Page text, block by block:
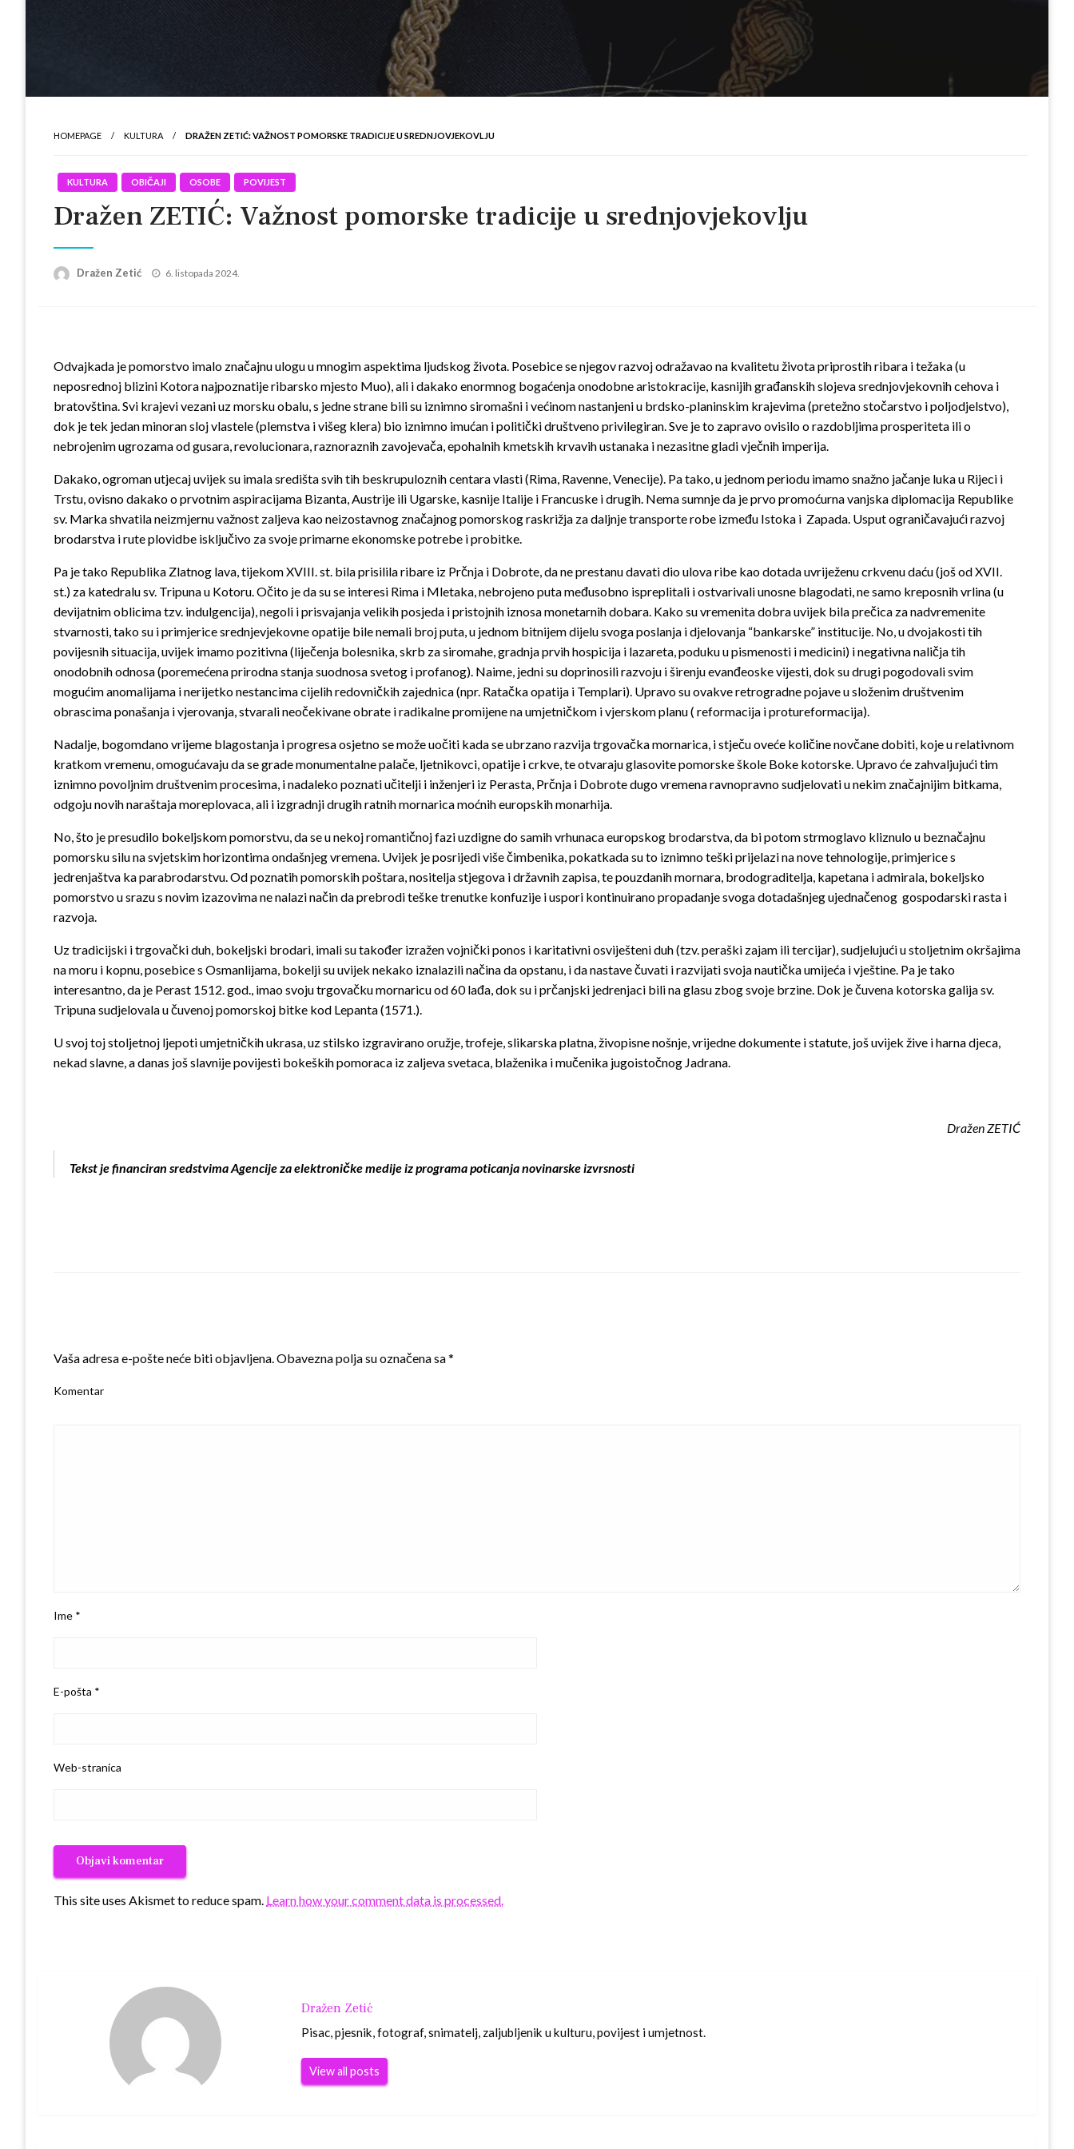
HOMEPAGE KULTURA DRAŽEN ZETIĆ: VAŽNOST POMORSKE TRADICIJE U SREDNJOVJEKOVLJU
KULTURA OBIČAJI OSOBE POVIJEST
Dražen ZETIĆ: Važnost pomorske tradicije u srednjovjekovlju
Dražen Zetić
Posted
6. listopada 2024.
Odvajkada je pomorstvo imalo značajnu ulogu u mnogim aspektima ljudskog života. Posebice se njegov razvoj odražavao na kvalitetu života priprostih ribara i težaka (u
neposrednoj blizini Kotora najpoznatije ribarsko mjesto Muo), ali i dakako enormnog bogaćenja onodobne aristokracije, kasnijih građanskih slojeva srednjovjekovnih cehova i
bratovština. Svi krajevi vezani uz morsku obalu, s jedne strane bili su iznimno siromašni i većinom nastanjeni u brdsko-planinskim krajevima (pretežno stočarstvo i poljodjelstvo),
dok je tek jedan minoran sloj vlastele (plemstva i višeg klera) bio iznimno imućan i politički društveno privilegiran. Sve je to zapravo ovisilo o razdobljima prosperiteta ili o
nebrojenim ugrozama od gusara, revolucionara, raznoraznih zavojevača, epohalnih kmetskih krvavih ustanaka i nezasitne gladi vječnih imperija.
Dakako, ogroman utjecaj uvijek su imala središta svih tih beskrupuloznih centara vlasti (Rima, Ravenne, Venecije). Pa tako, u jednom periodu imamo snažno jačanje luka u Rijeci i
Trstu, ovisno dakako o prvotnim aspiracijama Bizanta, Austrije ili Ugarske, kasnije Italije i Francuske i drugih. Nema sumnje da je prvo promoćurna vanjska diplomacija Republike
sv. Marka shvatila neizmjernu važnost zaljeva kao neizostavnog značajnog pomorskog raskrižja za daljnje transporte robe između Istoka i Zapada. Usput ograničavajući razvoj
brodarstva i rute plovidbe isključivo za svoje primarne ekonomske potrebe i probitke.
Pa je tako Republika Zlatnog lava,tijekom XVIII. st. bila prisilila ribare iz Prčnja i Dobrote, da ne prestanu davatidio ulova ribe kao dotada uvriježenu crkvenudaću (još od XVII.
st.) za katedralu sv. Tripuna u Kotoru. Očito je da su se interesi Rima i Mletaka, nebrojeno puta međusobno ispreplitali i ostvarivali unosne blagodati, ne samo kreposnih vrlina (u
devijatnim oblicima tzv. indulgencija), negoli i prisvajanja velikih posjeda i pristojnih iznosa monetarnih dobara. Kako su vremenita dobra uvijek bila prečica za nadvremenite
stvarnosti, tako su i primjerice srednjevjekovne opatije bile nemali broj puta, u jednom bitnijem dijelu svoga poslanja i djelovanja “bankarske” institucije. No, u dvojakosti tih
povijesnih situacija, uvijek imamo pozitivna (liječenja bolesnika, skrb za siromahe, gradnja prvih hospicija i lazareta, poduku u pismenosti i medicini) i negativna naličja tih
onodobnih odnosa (poremećena prirodna stanja suodnosa svetog i profanog). Naime, jedni su doprinosili razvoju i širenju evanđeoske vijesti, dok su drugi pogodovali svim
mogućim anomalijama i nerijetko nestancima cijelih redovničkih zajednica (npr. Ratačka opatija i Templari). Upravo su ovakve retrogradne pojave u složenim društvenim
obrascima ponašanja i vjerovanja, stvarali neočekivane obrate i radikalne promijene na umjetničkom i vjerskom planu ( reformacija i protureformacija).
Nadalje, bogomdano vrijeme blagostanja i progresa osjetno se može uočiti kada se ubrzano razvija trgovačka mornarica, i stječu oveće količine novčane dobiti, koje u relativnom
kratkom vremenu, omogućavaju da se grade monumentalne palače, ljetnikovci, opatije i crkve, te otvaraju glasovite pomorske škole Boke kotorske. Upravo će zahvaljujući tim
iznimno povoljnim društvenim procesima, i nadaleko poznati učitelji i inženjeri iz Perasta, Prčnja i Dobrote dugo vremena ravnopravno sudjelovati u nekim značajnijim bitkama,
odgoju novih naraštaja moreplovaca, ali i izgradnji drugih ratnih mornarica moćnih europskih monarhija.
No, što je presudilo bokeljskom pomorstvu, da se u nekoj romantičnoj fazi uzdigne do samih vrhunaca europskog brodarstva, da bi potom strmoglavo kliznulo u beznačajnu
pomorsku silu na svjetskim horizontima ondašnjeg vremena. Uvijek je posrijedi više čimbenika, pokatkada su to iznimno teški prijelazi na nove tehnologije, primjerice s
jedrenjaštva ka parabrodarstvu. Od poznatih pomorskih poštara, nositelja stjegova i državnih zapisa, te pouzdanih mornara, brodograditelja, kapetana i admirala, bokeljsko
pomorstvo u srazu s novim izazovima ne nalazi način da prebrodi teške trenutke konfuzije i uspori kontinuirano propadanje svoga dotadašnjeg ujednačenog gospodarski rasta i
razvoja.
Uz tradicijski i trgovački duh, bokeljski brodari, imali su također izražen vojnički ponos i karitativni osviješteni duh (tzv. peraški zajam ili tercijar), sudjelujući u stoljetnim okršajima
na moru i kopnu, posebice s Osmanlijama, bokelji su uvijek nekako iznalazili načina da opstanu, i da nastave čuvati i razvijati svoja nautička umijeća i vještine. Pa je tako
interesantno, da je Perast 1512. god., imao svoju trgovačku mornaricu od 60 lađa, dok su i prčanjski jedrenjaci bili na glasu zbog svoje brzine. Dok je čuvena kotorska galija sv.
Tripuna sudjelovala u čuvenoj pomorskoj bitke kod Lepanta (1571.).
U svoj toj stoljetnoj ljepoti umjetničkih ukrasa, uz stilsko izgravirano oružje, trofeje, slikarska platna, živopisne nošnje, vrijedne dokumente i statute, još uvijek žive i harna djeca,
nekad slavne, a danas još slavnije povijesti bokeških pomoraca iz zaljeva svetaca, blaženika i mučenika jugoistočnog Jadrana.
Dražen ZETIĆ
Tekst je financiran sredstvima Agencije za elektroničke medije iz programa poticanja novinarske izvrsnosti
Vaša adresa e-pošte neće biti objavljena.Obavezna polja su označena sa*
Komentar
Ime *
E-pošta *
Web-stranica
This site uses Akismet to reduce spam. Learn how your comment data is processed.
Dražen Zetić
Pisac, pjesnik, fotograf, snimatelj, zaljubljenik u kulturu, povijest i umjetnost.
View all posts